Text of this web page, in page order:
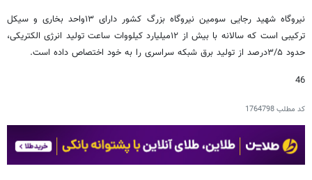
نیروگاه شهید رجایی سومین نیروگاه بزرگ کشور دارای ۱۳واحد بخاری و سیکل
ترکیبی است که سالانه با بیش از ۱۲میلیارد کیلووات ساعت تولید انرژی الکتریکی،
حدود ۳/۵درصد از تولید برق شبکه سراسری را به خود اختصاص داده است.
46
کد مطلب1764798